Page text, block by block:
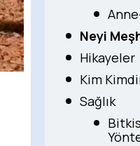
Neyi
Hikayeler
Kim
Sağlık